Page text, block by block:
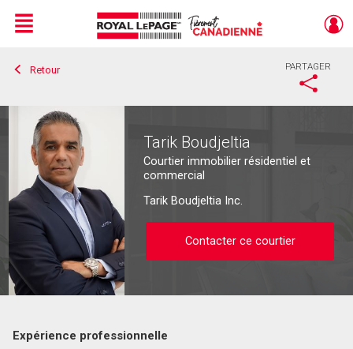
Live
En Direct
Menu
Retour PARTAGER
Tarik Boudjeltia
Courtier immobilier résidentiel et
commercial
Tarik Boudjeltia Inc.
Contacter ce courtier
Expérience professionnelle